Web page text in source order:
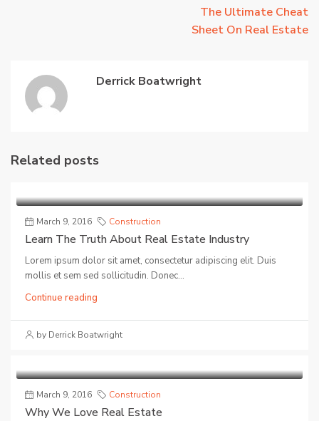
The Ultimate Cheat
Sheet On Real Estate
Derrick Boatwright
Related posts
March 9, 2016 Construction
Learn The Truth About Real Estate Industry
Lorem ipsum dolor sit amet, consectetur adipiscing elit. Duis
mollis et sem sed sollicitudin. Donec...
Continue reading
by Derrick Boatwright
March 9, 2016 Construction
Why We Love Real Estate